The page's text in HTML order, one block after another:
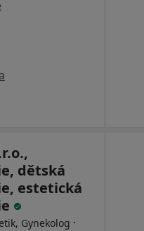
dětská
estetická
Gynekolog ·